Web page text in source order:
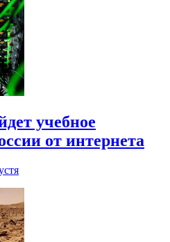
учебное
от интернета